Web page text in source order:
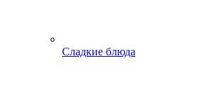
Сладкие блюда